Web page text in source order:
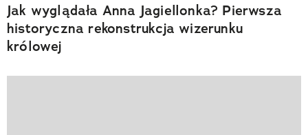
Jak wyglądała Anna Jagiellonka? Pierwsza
historyczna rekonstrukcja wizerunku
królowej